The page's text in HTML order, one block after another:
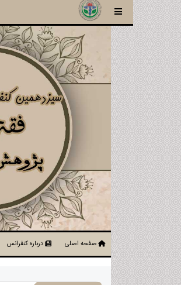
صفحه اصلی درباره کنفرانس